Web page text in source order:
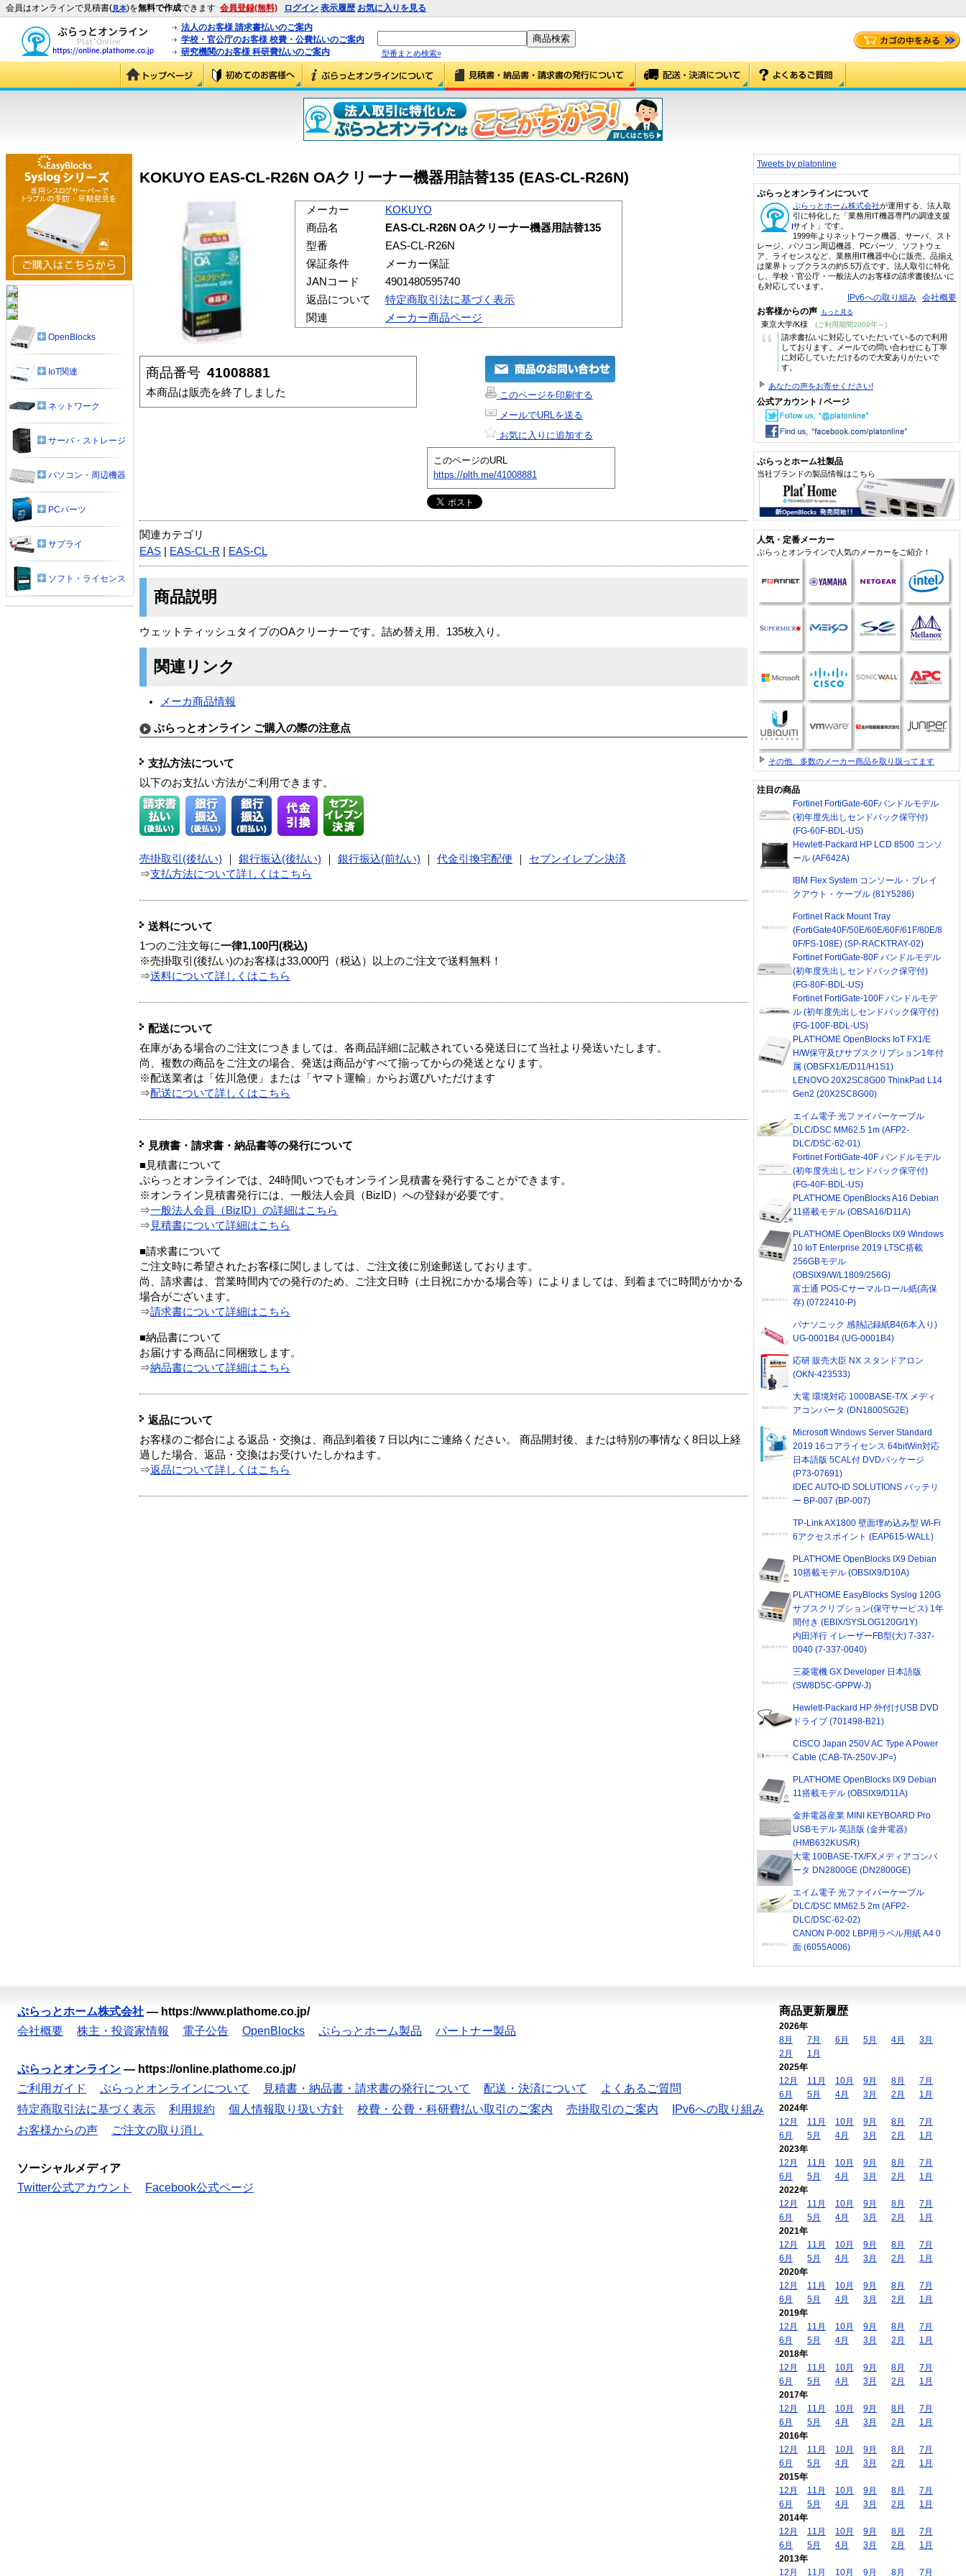
会員はオンラインで見積書(見本)を無料で作成できます 会員登録(無料) ログイン 表示履歴 お気に入りを見る
法人のお客様 請求書払いのご案内
学校・官公庁のお客様 校費・公費払いのご案内
研究機関のお客様 科研費払いのご案内
型番まとめ検索»
KOKUYO EAS-CL-R26N OAクリーナー機器用詰替135 (EAS-CL-R26N)
メーカー
KOKUYO
商品名
EAS-CL-R26N OAクリーナー機器用詰替135
型番
EAS-CL-R26N
保証条件
メーカー保証
JANコード
4901480595740
返品について
特定商取引法に基づく表示
関連
メーカー商品ページ
商品番号 41008881
本商品は販売を終了しました
このページを印刷する
メールでURLを送る
お気に入りに追加する
このページのURL
https://plth.me/41008881
関連カテゴリ
EAS
EAS-CL-R EAS-CL
商品説明
ウェットティッシュタイプのOAクリーナーです。詰め替え用、135枚入り。
関連リンク
メーカ商品情報
ぷらっとオンライン ご購入の際の注意点
支払方法について
以下のお支払い方法がご利用できます。
売掛取引(後払い) 銀行振込(後払い) 銀行振込(前払い) 代金引換宅配便
セブンイレブン決済
⇒支払方法について詳しくはこちら
送料について
1つのご注文毎に一律1,100円(税込)
※売掛取引(後払い)のお客様は33,000円（税込）以上のご注文で送料無料！
⇒送料について詳しくはこちら
配送について
在庫がある場合のご注文につきましては、各商品詳細に記載されている発送日にて当社より発送いたします。
尚、複数の商品をご注文の場合、発送は商品がすべて揃ってからの発送となります。
※配送業者は「佐川急便」または「ヤマト運輸」からお選びいただけます
⇒配送について詳しくはこちら
見積書・請求書・納品書等の発行について
■見積書について
ぷらっとオンラインでは、24時間いつでもオンライン見積書を発行することができます。
※オンライン見積書発行には、一般法人会員（BizID）への登録が必要です。
⇒一般法人会員（BizID）の詳細はこちら
⇒ 見積書について詳細はこちら
■請求書について
ご注文時に希望されたお客様に関しましては、ご注文後に別途郵送しております。
尚、請求書は、営業時間内での発行のため、ご注文日時（土日祝にかかる場合等）によりましては、到着までに時間がかかる
場合がございます。
⇒請求書について詳細はこちら
■納品書について
お届けする商品に同梱致します。
⇒納品書について詳細はこちら
返品について
お客様のご都合による返品・交換は、商品到着後７日以内にご連絡ください。 商品開封後、または特別の事情なく8日以上経
過した場合、返品・交換はお受けいたしかねます。
⇒返品について詳しくはこちら
OpenBlocks
IoT関連
ネットワーク
サーバ・ストレージ
パソコン・周辺機器
PCパーツ
サプライ
ソフト・ライセンス
Tweets by platonline
ぷらっとオンラインについて
ぷらっとホーム株式会社が運用する、法人取
引に特化した「業務用IT機器専門の調達支援
サイト」です。
1999年よりネットワーク機器、サーバ、スト
レージ、パソコン周辺機器、PCパーツ、ソフトウェ
ア、ライセンスなど、業務用IT機器中心に販売。品揃え
は業界トップクラスの約5.5万点です。法人取引に特化
し、学校・官公庁・一般法人のお客様の請求書後払いに
も対応しています。
IPv6への取り組み 会社概要
お客様からの声 もっと見る
東京大学/K様 (ご利用期間2009年～)
“
請求書払いに対応していただいているので利用
しております。メールでの問い合わせにも丁寧
に対応していただけるので大変ありがたいで
す。
あなたの声をお寄せください!
公式アカウント / ページ
ぷらっとホーム社製品
当社ブランドの製品情報はこちら
人気・定番メーカー
ぷらっとオンラインで人気のメーカーをご紹介！
その他、多数のメーカー商品を取り扱ってます
注目の商品
Fortinet FortiGate-60Fバンドルモデル
(初年度先出しセンドバック保守付)
(FG-60F-BDL-US)
Hewlett-Packard HP LCD 8500 コンソ
ール (AF642A)
IBM Flex System コンソール・ブレイ
クアウト・ケーブル (81Y5286)
Fortinet Rack Mount Tray
(FortiGate40F/50E/60E/60F/61F/80E/8
0F/FS-108E) (SP-RACKTRAY-02)
Fortinet FortiGate-80F バンドルモデル
(初年度先出しセンドバック保守付)
(FG-80F-BDL-US)
Fortinet FortiGate-100F バンドルモデ
ル (初年度先出しセンドバック保守付)
(FG-100F-BDL-US)
PLAT'HOME OpenBlocks IoT FX1/E
H/W保守及びサブスクリプション1年付
属 (OBSFX1/E/D11/H1S1)
LENOVO 20X2SC8G00 ThinkPad L14
Gen2 (20X2SC8G00)
エイム電子 光ファイバーケーブル
DLC/DSC MM62.5 1m (AFP2-
DLC/DSC-62-01)
Fortinet FortiGate-40F バンドルモデル
(初年度先出しセンドバック保守付)
(FG-40F-BDL-US)
PLAT'HOME OpenBlocks A16 Debian
11搭載モデル (OBSA16/D11A)
PLAT'HOME OpenBlocks IX9 Windows
10 IoT Enterprise 2019 LTSC搭載
256GBモデル
(OBSIX9/W/L1809/256G)
富士通 POS-Cサーマルロール紙(高保
存) (0722410-P)
パナソニック 感熱記録紙B4(6本入り)
UG-0001B4 (UG-0001B4)
応研 販売大臣 NX スタンドアロン
(OKN-423533)
大電 環境対応 1000BASE-T/X メディ
アコンバータ (DN1800SG2E)
Microsoft Windows Server Standard
2019 16コアライセンス 64bitWin対応
日本語版 5CAL付 DVDパッケージ
(P73-07691)
IDEC AUTO-ID SOLUTIONS バッテリ
ー BP-007 (BP-007)
TP-Link AX1800 壁面埋め込み型 Wi-Fi
6アクセスポイント (EAP615-WALL)
PLAT'HOME OpenBlocks IX9 Debian
10搭載モデル (OBSIX9/D10A)
PLAT'HOME EasyBlocks Syslog 120G
サブスクリプション(保守サービス) 1年
間付き (EBIX/SYSLOG120G/1Y)
内田洋行 イレーザーFB型(大) 7-337-
0040 (7-337-0040)
三菱電機 GX Developer 日本語版
(SW8D5C-GPPW-J)
Hewlett-Packard HP 外付けUSB DVD
ドライブ (701498-B21)
CISCO Japan 250V AC Type A Power
Cable (CAB-TA-250V-JP=)
PLAT'HOME OpenBlocks IX9 Debian
11搭載モデル (OBSIX9/D11A)
金井電器産業 MINI KEYBOARD Pro
USBモデル 英語版 (金井電器)
(HMB632KUS/R)
大電 100BASE-TX/FXメディアコンバ
ータ DN2800GE (DN2800GE)
エイム電子 光ファイバーケーブル
DLC/DSC MM62.5 2m (AFP2-
DLC/DSC-62-02)
CANON P-002 LBP用ラベル用紙 A4 0
面 (6055A006)
ぷらっとホーム株式会社 — https://www.plathome.co.jp/
会社概要
株主・投資家情報 電子公告 OpenBlocks ぷらっとホーム製品 パートナー製品
ぷらっとオンライン — https://online.plathome.co.jp/
ご利用ガイド
ぷらっとオンラインについて 見積書・納品書・請求書の発行について 配送・決済について
よくあるご質問
特定商取引法に基づく表示
利用規約 個人情報取り扱い方針 校費・公費・科研費払い取引のご案内 売掛取引のご案内
IPv6への取り組み
お客様からの声
ご注文の取り消し
ソーシャルメディア
Twitter公式アカウント
Facebook公式ページ
商品更新履歴
2026年
8月
7月 6月 5月 4月
3月
2月
1月
2025年
12月
11月 10月 9月 8月
7月
6月
5月 4月 3月 2月
1月
2024年
12月
11月 10月 9月 8月
7月
6月
5月 4月 3月 2月
1月
2023年
12月
11月 10月 9月 8月
7月
6月
5月 4月 3月 2月
1月
2022年
12月
11月 10月 9月 8月
7月
6月
5月 4月 3月 2月
1月
2021年
12月
11月 10月 9月 8月
7月
6月
5月 4月 3月 2月
1月
2020年
12月
11月 10月 9月 8月
7月
6月
5月 4月 3月 2月
1月
2019年
12月
11月 10月 9月 8月
7月
6月
5月 4月 3月 2月
1月
2018年
12月
11月 10月 9月 8月
7月
6月
5月 4月 3月 2月
1月
2017年
12月
11月 10月 9月 8月
7月
6月
5月 4月 3月 2月
1月
2016年
12月
11月 10月 9月 8月
7月
6月
5月 4月 3月 2月
1月
2015年
12月
11月 10月 9月 8月
7月
6月
5月 4月 3月 2月
1月
2014年
12月
11月 10月 9月 8月
7月
6月
5月 4月 3月 2月
1月
2013年
12月
11月 10月 9月 8月 7月